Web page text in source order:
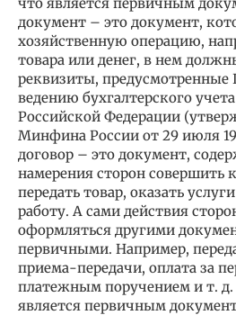
документ – это документ,
хозяйственную операцию,
товара или денег, в нем
реквизиты,
ведению бухгалтерского
Российской Федерации
Минфина России от 29 июля
договор – это документ,
намерения сторон совершить
передать товар, оказать
работу. А сами действия
оформляться другими
первичными. Например,
приема-передачи, оплата за
платежным поручением и т. д.
является первичным